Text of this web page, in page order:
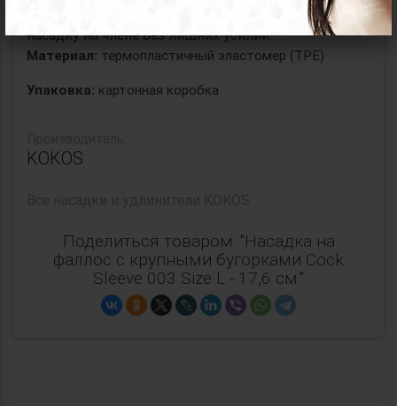
основания позволяет надежно фиксировать
насадку на члене без лишних усилий.
Материал: термопластичный эластомер (TPE)
Упаковка: картонная коробка
KOKOS
Поделиться товаром: "Насадка на
фаллос с крупными бугорками Cock
Sleeve 003 Size L - 17,6 см."